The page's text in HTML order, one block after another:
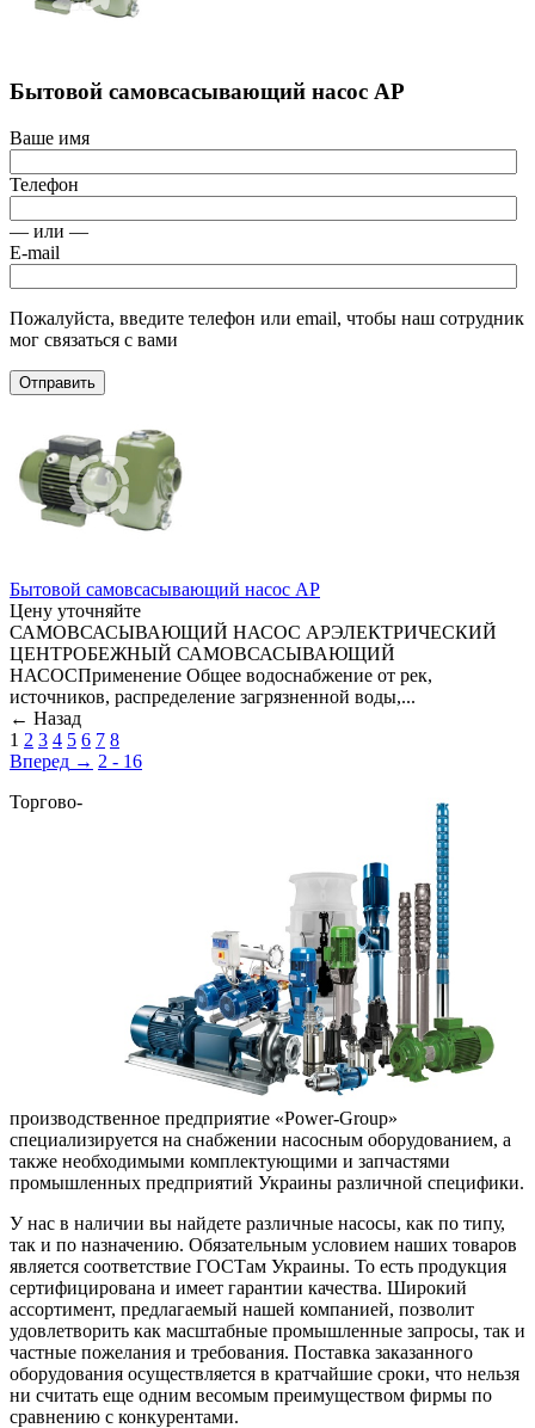
Бытовой самовсасывающий насос АР
Ваше имя
Телефон
— или —
E-mail
Пожалуйста, введите телефон или email, чтобы наш сотрудник
мог связаться с вами
Отправить
Бытовой самовсасывающий насос АР
Цену уточняйте
САМОВСАСЫВАЮЩИЙ НАСОС APЭЛЕКТРИЧЕСКИЙ
ЦЕНТРОБЕЖНЫЙ САМОВСАСЫВАЮЩИЙ
НАСОСПрименение Общее водоснабжение от рек,
источников, распределение загрязненной воды,...
← Назад
1 2 3 4 5 6 7 8
Вперед → 2 - 16
Торгово-
производственное предприятие «Power-Group»
специализируется на снабжении насосным оборудованием, а
также необходимыми комплектующими и запчастями
промышленных предприятий Украины различной специфики.
У нас в наличии вы найдете различные насосы, как по типу,
так и по назначению. Обязательным условием наших товаров
является соответствие ГОСТам Украины. То есть продукция
сертифицирована и имеет гарантии качества. Широкий
ассортимент, предлагаемый нашей компанией, позволит
удовлетворить как масштабные промышленные запросы, так и
частные пожелания и требования. Поставка заказанного
оборудования осуществляется в кратчайшие сроки, что нельзя
ни считать еще одним весомым преимуществом фирмы по
сравнению с конкурентами.